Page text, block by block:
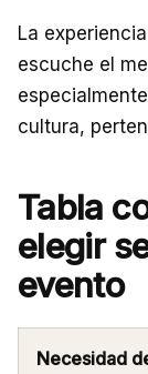
La
escuche el
cultura,
Tabla
elegir
evento
Necesidad